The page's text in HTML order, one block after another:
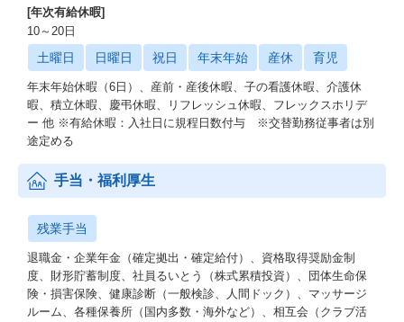
[年次有給休暇]
10～20日
土曜日 日曜日 祝日 年末年始 産休 育児
年末年始休暇（6日）、産前・産後休暇、子の看護休暇、介護休
暇、積立休暇、慶弔休暇、リフレッシュ休暇、フレックスホリデ
ー 他 ※有給休暇：入社日に規程日数付与 ※交替勤務従事者は別
途定める
手当・福利厚生
残業手当
退職金・企業年金（確定拠出・確定給付）、資格取得奨励金制
度、財形貯蓄制度、社員るいとう（株式累積投資）、団体生命保
険・損害保険、健康診断（一般検診、人間ドック）、マッサージ
ルーム、各種保養所（国内多数・海外など）、相互会（クラブ活